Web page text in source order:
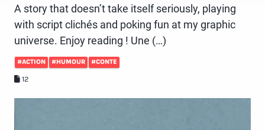
A story that doesn’t take itself seriously, playing
with script clichés and poking fun at my graphic
universe. Enjoy reading ! Une (…)
#ACTION #HUMOUR #CONTE
12